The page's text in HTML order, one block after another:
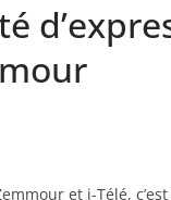
et i-Télé,